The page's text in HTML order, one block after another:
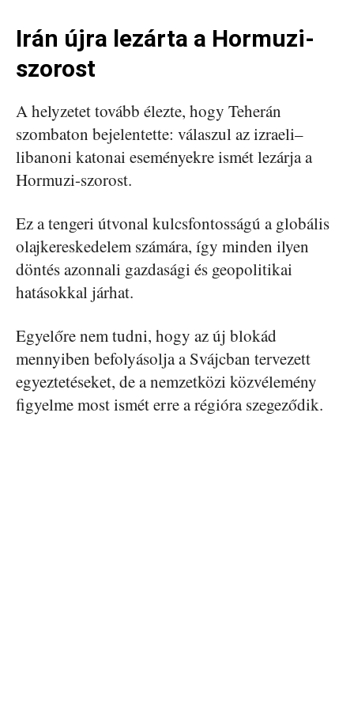
Irán újra lezárta a Hormuzi-
szorost
A helyzetet tovább élezte, hogy Teherán
szombaton bejelentette: válaszul az izraeli–
libanoni katonai eseményekre ismét lezárja a
Hormuzi-szorost.
Ez a tengeri útvonal kulcsfontosságú a globális
olajkereskedelem számára, így minden ilyen
döntés azonnali gazdasági és geopolitikai
hatásokkal járhat.
Egyelőre nem tudni, hogy az új blokád
mennyiben befolyásolja a Svájcban tervezett
egyeztetéseket, de a nemzetközi közvélemény
figyelme most ismét erre a régióra szegeződik.